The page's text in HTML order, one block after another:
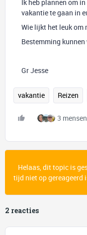
Ik heb plannen om
vakantie te gaan in
Wie lijkt het leuk om
Bestemming
Gr Jesse
vakantie Reizen
3
Helaas, dit topic is
tijd niet op gereageerd
2 reacties